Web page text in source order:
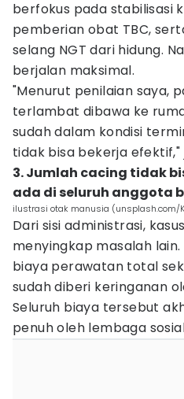
berfokus pada stabilisasi
pemberian obat TBC,
selang NGT dari hidung.
berjalan maksimal.
"Menurut penilaian saya,
terlambat dibawa ke
sudah dalam kondisi
tidak bisa bekerja efektif,"
3. Jumlah cacing tidak
ada di seluruh anggota
ilustrasi otak manusia (unsplash.com/
Dari sisi administrasi,
menyingkap masalah
biaya perawatan total
sudah diberi keringanan
Seluruh biaya tersebut
penuh oleh lembaga